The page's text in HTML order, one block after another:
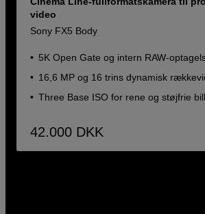
video
Sony FX5 Body
5K Open Gate og intern RAW-
16,6 MP og 16 trins dynamisk
Three Base ISO for rene og støjfrie
42.000 DKK